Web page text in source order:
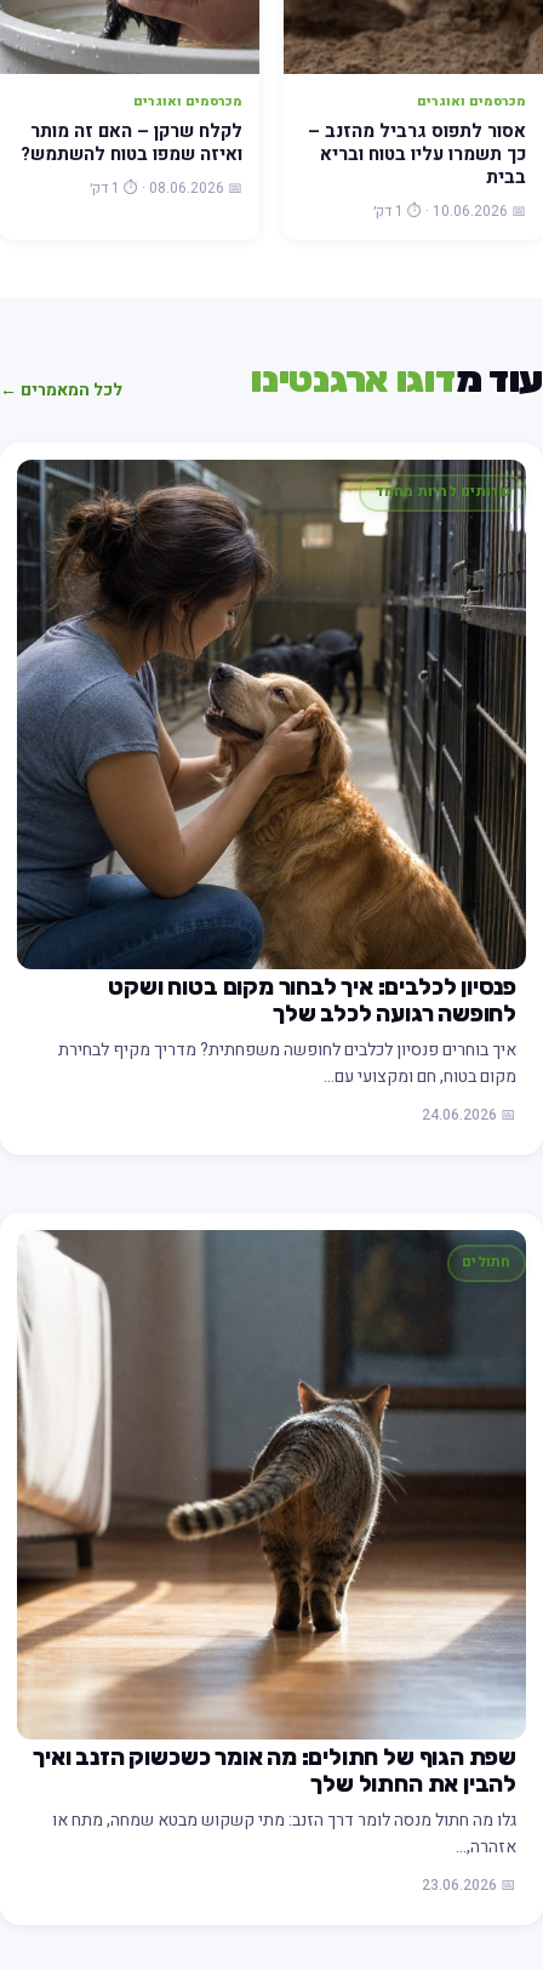
מכרסמים ואוגרים
אסור לתפוס גרביל מהזנב –
כך תשמרו עליו בטוח ובריא
בבית
📅 10.06.2026 · ⏱️ 1 דק׳
מכרסמים ואוגרים
לקלח שרקן – האם זה מותר
ואיזה שמפו בטוח להשתמש?
📅 08.06.2026 · ⏱️ 1 דק׳
מדוגו ארגנטינו לכל המאמרים ←
שרותים לחיות מחמד
פנסיון לכלבים: איך לבחור מקום בטוח ושקט
לחופשה רגועה לכלב שלך
איך בוחרים פנסיון לכלבים לחופשה משפחתית? מדריך מקיף לבחירת
מקום בטוח, חם ומקצועי עם…
📅 24.06.2026
חתולים
שפת הגוף של חתולים: מה אומר כשכשוק הזנב ואיך
להבין את החתול שלך
גלו מה חתול מנסה לומר דרך הזנב: מתי קשקוש מבטא שמחה, מתח או
אזהרה,…
📅 23.06.2026